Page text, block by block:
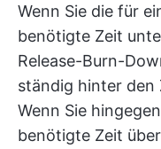
Wenn Sie die für
benötigte Zeit
Release-Burn-
ständig hinter den
Wenn Sie
benötigte Zeit